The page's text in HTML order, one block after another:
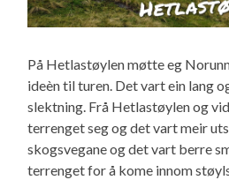
På Hetlastøylen møtte eg
ideèn til turen. Det vart ein lang
slektning. Frå Hetlastøylen og
terrenget seg og det vart meir
skogsvegane og det vart berre
terrenget for å kome innom